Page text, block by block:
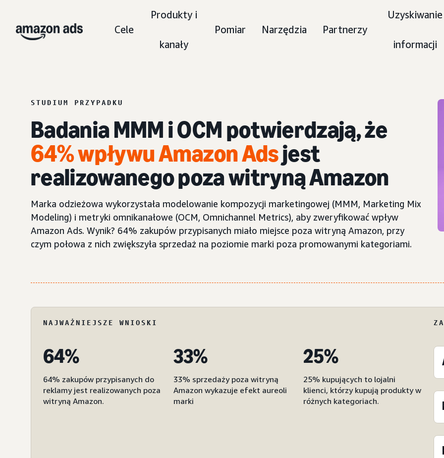
Cele
Produkty i
kanały
Pomiar Narzędzia Partnerzy
Uzyskiwanie
informacji
STUDIUM PRZYPADKU
Badania MMM i OCM potwierdzają, że
64% wpływu Amazon Adsjest
realizowanego poza witryną Amazon
Marka odzieżowa wykorzystała modelowanie kompozycji marketingowej (MMM, Marketing Mix
Modeling) i metryki omnikanałowe (OCM, Omnichannel Metrics), aby zweryfikować wpływ
Amazon Ads. Wynik? 64% zakupów przypisanych miało miejsce poza witryną Amazon, przy
czym połowa z nich zwiększyła sprzedaż na poziomie marki poza promowanymi kategoriami.
NAJWAŻNIEJSZE WNIOSKI
64%
64% zakupów przypisanych do
reklamy jest realizowanych poza
witryną Amazon.
33%
33% sprzedaży poza witryną
Amazon wykazuje efekt aureoli
marki
25%
25% kupujących to lojalni
klienci, którzy kupują produkty w
różnych kategoriach.